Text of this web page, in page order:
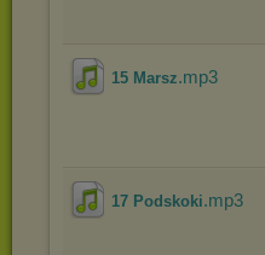
15 Marsz.mp3
17 Podskoki.mp3